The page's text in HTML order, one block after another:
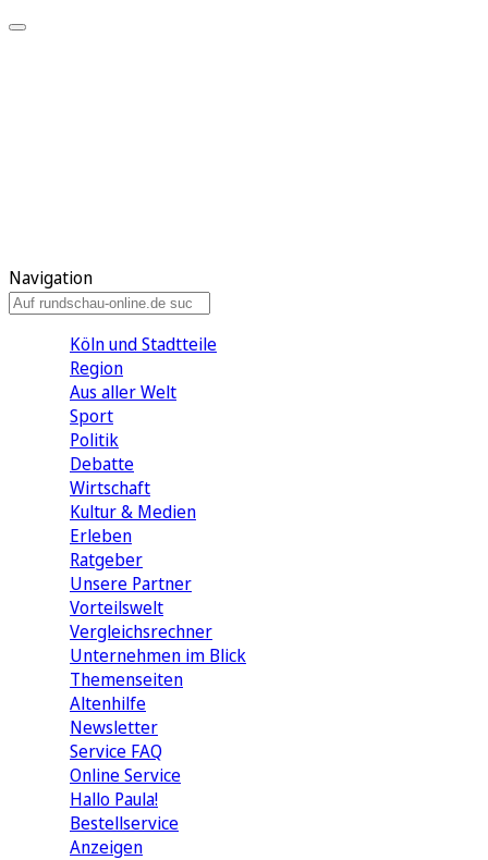
Navigation
Köln und Stadtteile
Region
Aus aller Welt
Sport
Politik
Debatte
Wirtschaft
Kultur & Medien
Erleben
Ratgeber
Unsere Partner
Vorteilswelt
Vergleichsrechner
Unternehmen im Blick
Themenseiten
Altenhilfe
Newsletter
Service FAQ
Online Service
Hallo Paula!
Bestellservice
Anzeigen